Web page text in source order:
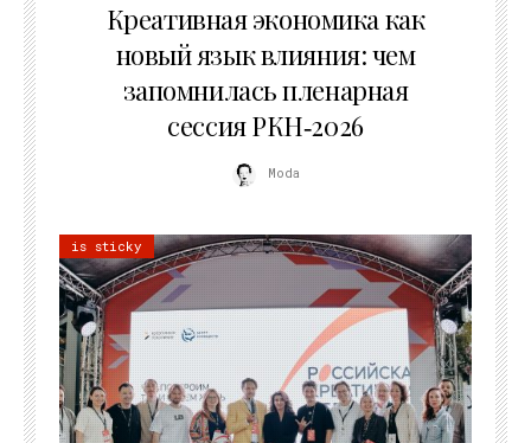
Креативная экономика как
новый язык влияния: чем
запомнилась пленарная
сессия РКН‑2026
Moda
is sticky